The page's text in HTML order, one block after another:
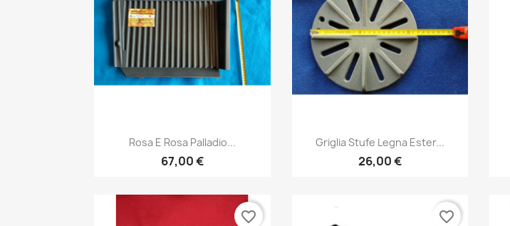
Anteprima
Rosa E Rosa Palladio...
67,00 €
Anteprima
Griglia Stufe Legna Ester...
26,00 €
favorite_border favorite_border